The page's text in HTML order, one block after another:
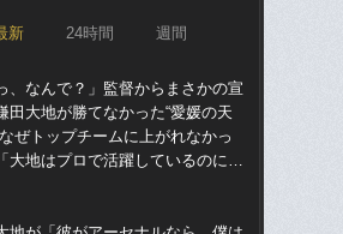
新 24時間 週間
、なんで？」監督からまさかの宣
大地が勝てなかった“愛媛の天
ぜトップチームに上がれなかっ
大地はプロで活躍しているのに…